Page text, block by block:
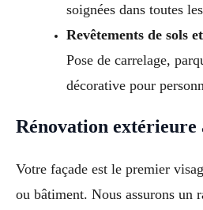
soignées dans toutes
Revêtements de sols
Pose de carrelage,
décorative pour
Rénovation extérieure
Votre façade est le premier
ou bâtiment. Nous assurons un